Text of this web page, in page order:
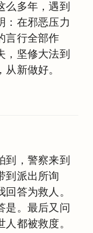
么多年，遇到
：在邪恶压力
言行全部作
，坚修大法到
新做好。
到，警察来到
到派出所询
答为救人。
是。最后又问
都被救度。